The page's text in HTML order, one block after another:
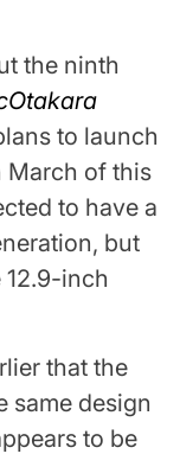
the ninth
to launch
March of this
to have a
but
inch
that the
same design
to be